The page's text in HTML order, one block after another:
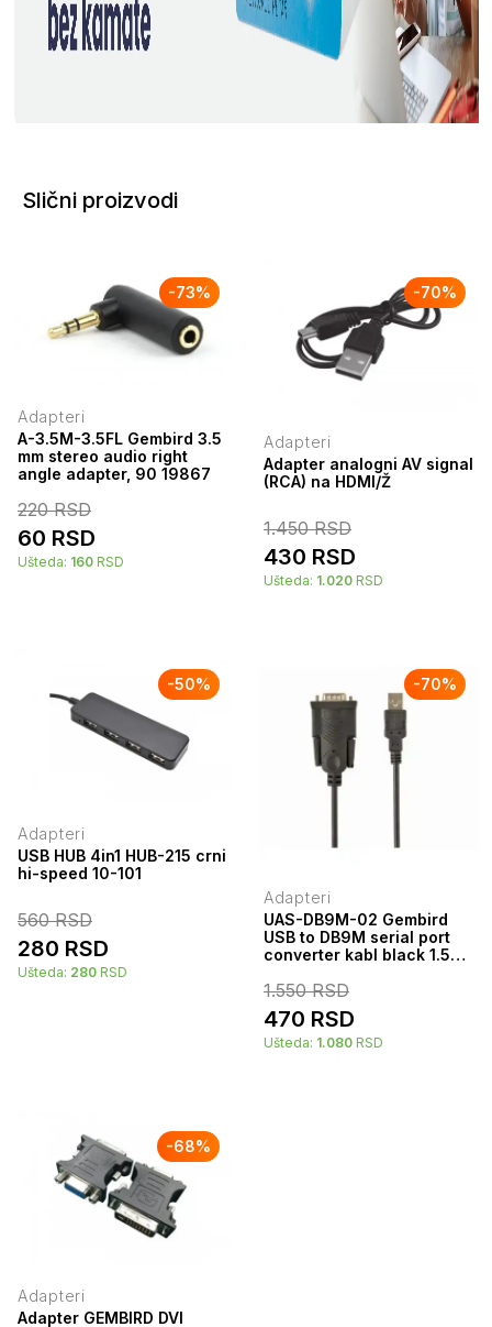
Slični proizvodi
-73%
Adapteri
A-3.5M-3.5FL Gembird 3.5
mm stereo audio right
angle adapter, 90 19867
220RSD
60 RSD
Ušteda: 160 RSD
-70%
Adapteri
Adapter analogni AV signal
(RCA) na HDMI/Ž
1.450RSD
430 RSD
Ušteda: 1.020 RSD
-50%
Adapteri
USB HUB 4in1 HUB-215 crni
hi-speed 10-101
560RSD
280 RSD
Ušteda: 280 RSD
-70%
Adapteri
UAS-DB9M-02 Gembird
USB to DB9M serial port
converter kabl black 1.5m
1.550RSD
470 RSD
Ušteda: 1.080 RSD
-68%
Adapteri
Adapter GEMBIRD DVI